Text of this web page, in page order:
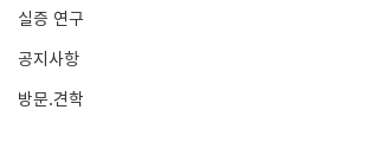
실증 연구
공지사항
방문.견학